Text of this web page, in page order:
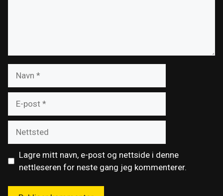
post
Lagre mitt navn, e-post og nettside i denne
nettleseren for neste gang jeg kommenterer.